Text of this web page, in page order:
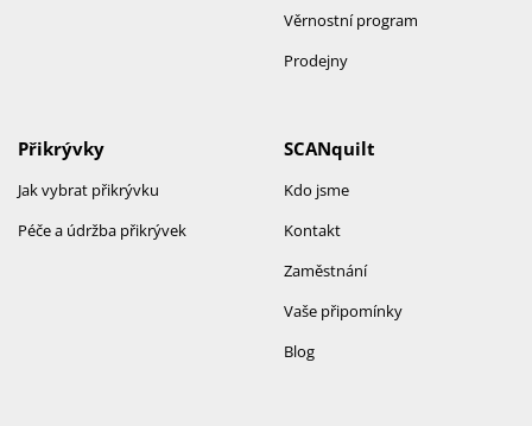
Věrnostní program
Prodejny
SCANquilt
Kdo jsme
Kontakt
Zaměstnání
Vaše připomínky
Blog
Přikrývky
Jak vybrat přikrývku
Péče a údržba přikrývek